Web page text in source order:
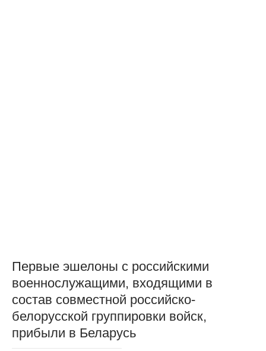
Первые эшелоны с российскими
военнослужащими, входящими в
состав совместной российско-
белорусской группировки войск,
прибыли в Беларусь